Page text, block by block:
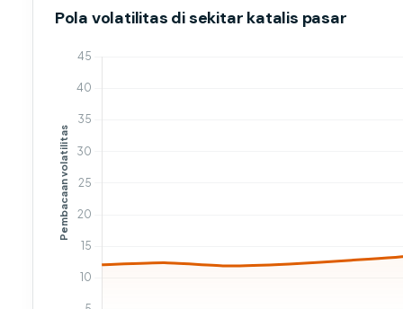
Pola volatilitas di sekitar katalis pasar